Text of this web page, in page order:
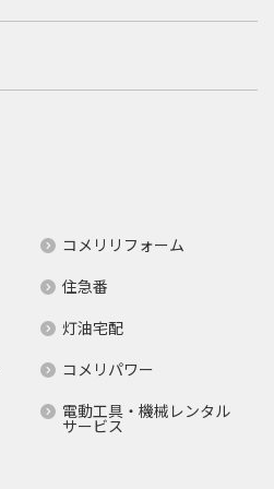
コメリリフォーム
住急番
灯油宅配
コメリパワー
電動工具・機械レンタル
サービス